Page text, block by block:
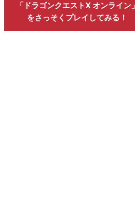
「ドラゴンクエストX オンライン」
をさっそくプレイしてみる！